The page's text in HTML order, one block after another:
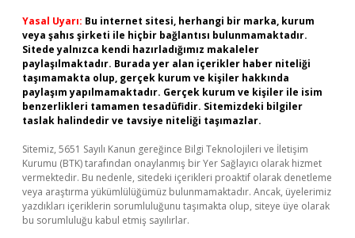
Yasal Uyarı: Bu internet sitesi, herhangi bir marka, kurum
veya şahıs şirketi ile hiçbir bağlantısı bulunmamaktadır.
Sitede yalnızca kendi hazırladığımız makaleler
paylaşılmaktadır. Burada yer alan içerikler haber niteliği
taşımamakta olup, gerçek kurum ve kişiler hakkında
paylaşım yapılmamaktadır. Gerçek kurum ve kişiler ile isim
benzerlikleri tamamen tesadüfidir. Sitemizdeki bilgiler
taslak halindedir ve tavsiye niteliği taşımazlar.
Sitemiz, 5651 Sayılı Kanun gereğince Bilgi Teknolojileri ve İletişim
Kurumu (BTK) tarafından onaylanmış bir Yer Sağlayıcı olarak hizmet
vermektedir. Bu nedenle, sitedeki içerikleri proaktif olarak denetleme
veya araştırma yükümlülüğümüz bulunmamaktadır. Ancak, üyelerimiz
yazdıkları içeriklerin sorumluluğunu taşımakta olup, siteye üye olarak
bu sorumluluğu kabul etmiş sayılırlar.